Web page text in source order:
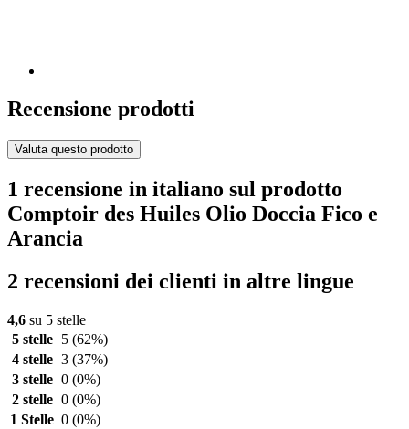
Recensione prodotti
Valuta questo prodotto
1 recensione in italiano sul prodotto
Comptoir des Huiles Olio Doccia Fico e
Arancia
2 recensioni dei clienti in altre lingue
4,6 su 5 stelle
5 stelle
5 (62%)
4 stelle 3 (37%)
3 stelle 0 (0%)
2 stelle 0 (0%)
1 Stelle 0 (0%)